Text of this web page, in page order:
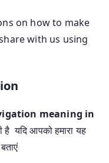
on how to make
with us using
meaning in
है यदि आपको हमारा यह